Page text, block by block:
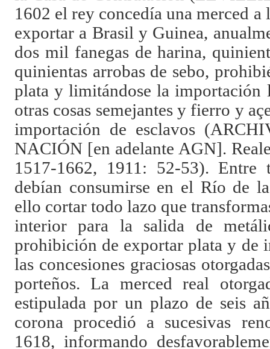
1602 el rey concedía una merced a
exportar a Brasil y Guinea,
dos mil fanegas de harina,
quinientas arrobas de sebo,
plata y limitándose la importación
otras cosas semejantes y fierro y
importación de esclavos (
NACIÓN[en adelante AGN].
1517-1662, 1911: 52-53). Entre
debían consumirse en el Río de
ello cortar todo lazo que
interior para la salida de
prohibición de exportar plata y de
las concesiones graciosas
porteños. La merced real
estipulada por un plazo de seis
corona procedió a sucesivas
1618, informando